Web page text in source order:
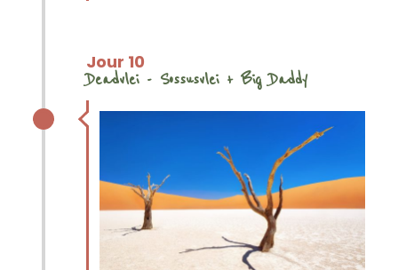
Jour 10
Deadvlei - Sossusvlei + Big Daddy